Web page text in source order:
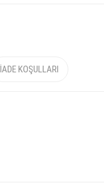
İADE KOŞULLARI